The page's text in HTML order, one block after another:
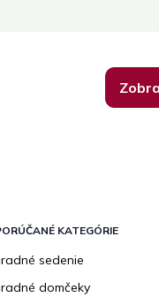
KATEGÓRIE
sedenie
domčeky